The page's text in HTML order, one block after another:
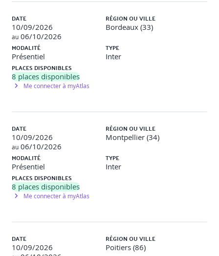
DATE
10/09/2026
au 06/10/2026
RÉGION OU VILLE
Bordeaux (33)
MODALITÉ
Présentiel
TYPE
Inter
PLACES DISPONIBLES
8 places disponibles
Me connecter à myAtlas
DATE
10/09/2026
au 06/10/2026
RÉGION OU VILLE
Montpellier (34)
MODALITÉ
Présentiel
TYPE
Inter
PLACES DISPONIBLES
8 places disponibles
Me connecter à myAtlas
DATE
10/09/2026
RÉGION OU VILLE
Poitiers (86)